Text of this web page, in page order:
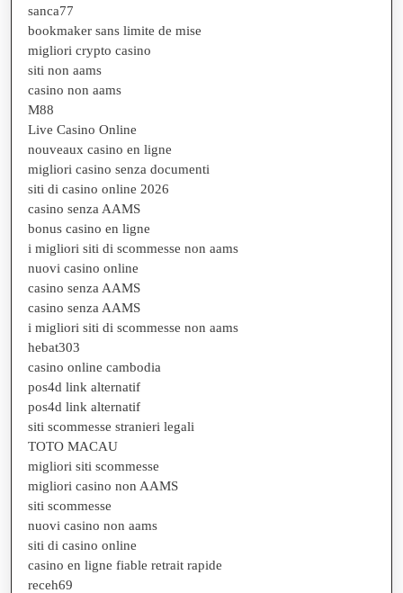
sanca77
bookmaker sans limite de mise
migliori crypto casino
siti non aams
casino non aams
M88
Live Casino Online
nouveaux casino en ligne
migliori casino senza documenti
siti di casino online 2026
casino senza AAMS
bonus casino en ligne
i migliori siti di scommesse non aams
nuovi casino online
casino senza AAMS
casino senza AAMS
i migliori siti di scommesse non aams
hebat303
casino online cambodia
pos4d link alternatif
pos4d link alternatif
siti scommesse stranieri legali
TOTO MACAU
migliori siti scommesse
migliori casino non AAMS
siti scommesse
nuovi casino non aams
siti di casino online
casino en ligne fiable retrait rapide
receh69